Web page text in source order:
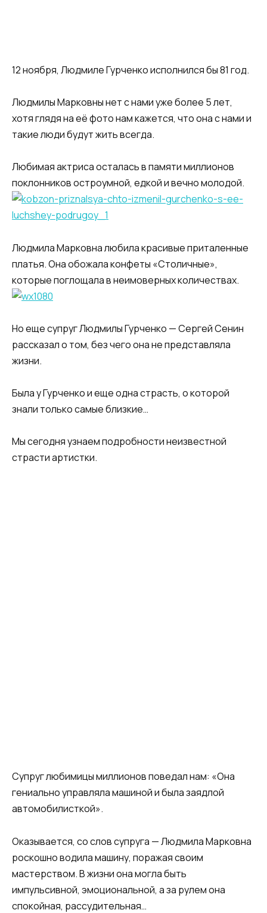
12 ноября, Людмиле Гурченко исполнился бы 81 год.
Людмилы Марковны нет с нами уже более 5 лет,
хотя глядя на её фото нам кажется, что она с нами и
такие люди будут жить всегда.
Любимая актриса осталась в памяти миллионов
поклонников остроумной, едкой и вечно молодой.
Людмила Марковна любила красивые приталенные
платья. Она обожала конфеты «Столичные»,
которые поглощала в неимоверных количествах.
Но еще супруг Людмилы Гурченко — Сергей Сенин
рассказал о том, без чего она не представляла
жизни.
Была у Гурченко и еще одна страсть, о которой
знали только самые близкие…
Мы сегодня узнаем подробности неизвестной
страсти артистки.
Супруг любимицы миллионов поведал нам: «Она
гениально управляла машиной и была заядлой
автомобилисткой».
Оказывается, со слов супруга — Людмила Марковна
роскошно водила машину, поражая своим
мастерством. В жизни она могла быть
импульсивной, эмоциональной, а за рулем она
спокойная, рассудительная…